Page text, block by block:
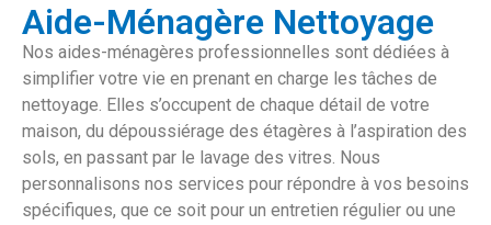
Aide-Ménagère Nettoyage
Nos aides-ménagères professionnelles sont dédiées à
simplifier votre vie en prenant en charge les tâches de
nettoyage. Elles s’occupent de chaque détail de votre
maison, du dépoussiérage des étagères à l’aspiration des
sols, en passant par le lavage des vitres. Nous
personnalisons nos services pour répondre à vos besoins
spécifiques, que ce soit pour un entretien régulier ou une